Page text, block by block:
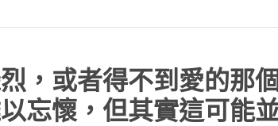
，或者得不到愛的那
忘懷，但其實這可能